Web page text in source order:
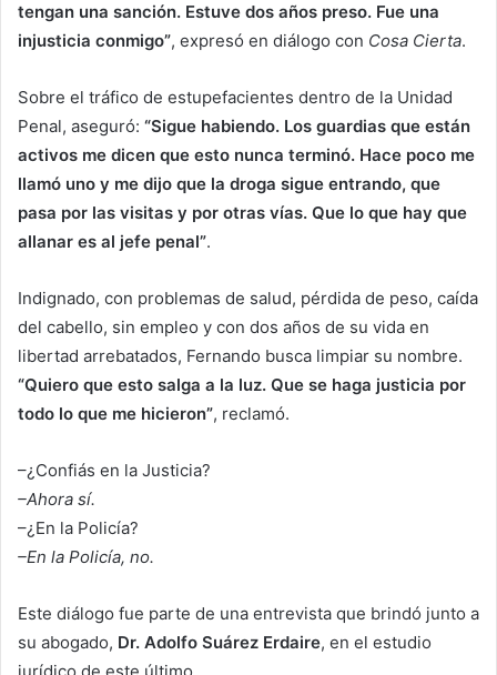
tengan una sanción. Estuve dos años preso. Fue una
injusticia conmigo”, expresó en diálogo con Cosa Cierta.
Sobre el tráfico de estupefacientes dentro de la Unidad
Penal, aseguró: “Sigue habiendo. Los guardias que están
activos me dicen que esto nunca terminó. Hace poco me
llamó uno y me dijo que la droga sigue entrando, que
pasa por las visitas y por otras vías. Que lo que hay que
allanar es al jefe penal”.
Indignado, con problemas de salud, pérdida de peso, caída
del cabello, sin empleo y con dos años de su vida en
libertad arrebatados, Fernando busca limpiar su nombre.
“Quiero que esto salga a la luz. Que se haga justicia por
todo lo que me hicieron”, reclamó.
–¿Confiás en la Justicia?
–Ahora sí.
–¿En la Policía?
–En la Policía, no.
Este diálogo fue parte de una entrevista que brindó junto a
su abogado, Dr. Adolfo Suárez Erdaire, en el estudio